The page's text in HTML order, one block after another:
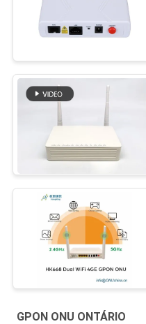
GPON ONU ONTÁRIO